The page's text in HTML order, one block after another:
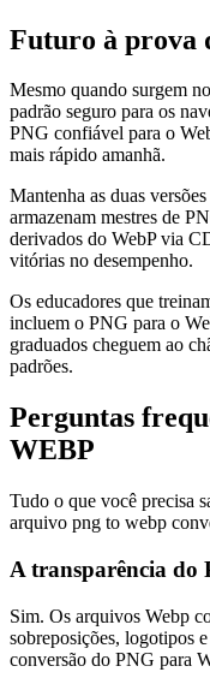
Futuro à prova
Mesmo quando surgem
padrão seguro para os
PNG confiável para o
mais rápido amanhã.
Mantenha as duas
armazenam mestres de
derivados do WebP via
vitórias no desempenho.
Os educadores que
incluem o PNG para o
graduados cheguem ao
padrões.
Perguntas
WEBP
Tudo o que você precisa
arquivo png to webp
A transparência do
Sim. Os arquivos Webp
sobreposições, logotipos
conversão do PNG para